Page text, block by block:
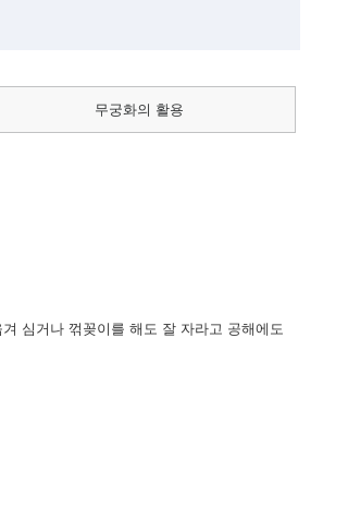
무궁화의 활용
심거나 꺾꽂이를 해도 잘 자라고 공해에도